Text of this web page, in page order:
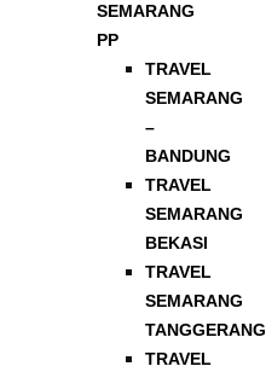
SEMARANG
PP
TRAVEL
SEMARANG
–
BANDUNG
TRAVEL
SEMARANG
BEKASI
TRAVEL
SEMARANG
TANGGERANG
TRAVEL